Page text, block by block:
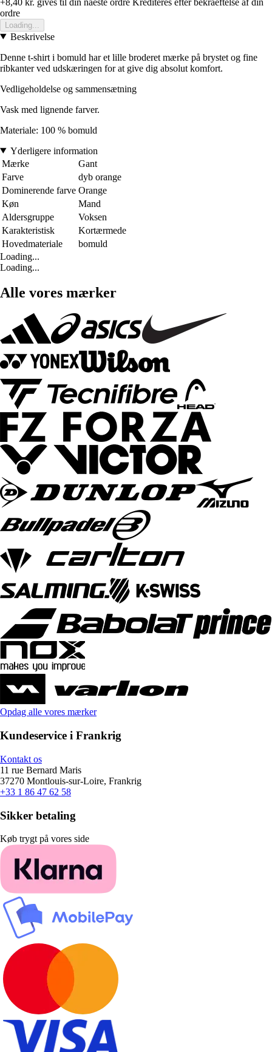
ordre
Loading...
Beskrivelse
Denne t-shirt i bomuld har et lille broderet mærke på brystet og fine
ribkanter ved udskæringen for at give dig absolut komfort.
Vedligeholdelse og sammensætning
Vask med lignende farver.
Materiale: 100 % bomuld
Yderligere information
Mærke
Gant
Farve
dyb orange
Dominerende farve Orange
Køn
Mand
Aldersgruppe
Voksen
Karakteristisk
Kortærmede
Hovedmateriale
bomuld
Loading...
Loading...
Alle vores mærker
Opdag alle vores mærker
Kundeservice i Frankrig
Kontakt os
11 rue Bernard Maris
37270 Montlouis-sur-Loire, Frankrig
+33 1 86 47 62 58
Sikker betaling
Køb trygt på vores side